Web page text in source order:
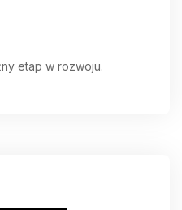
etap w rozwoju.